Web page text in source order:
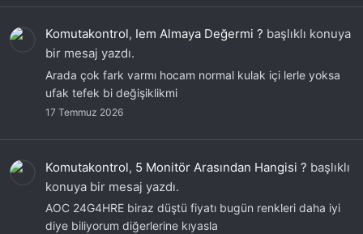
Komutakontrol, Iem Almaya Değermi ? başlıklı konuya
bir mesaj yazdı.
Arada çok fark varmı hocam normal kulak içi lerle yoksa
ufak tefek bi değişiklikmi
17 Temmuz 2026
Komutakontrol, 5 Monitör Arasından Hangisi ? başlıklı
konuya bir mesaj yazdı.
AOC 24G4HRE biraz düştü fiyatı bugün renkleri daha iyi
diye biliyorum diğerlerine kıyasla